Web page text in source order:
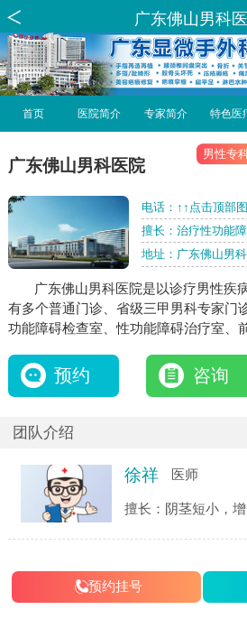
广东佛山男科
首页 医院简介 专家简介 特色医
广东佛山男科医院
男性专
电话： ↑↑点击顶部
擅长：治疗性功能
增大增粗、短小、
地址：广东佛山男
广东佛山男科医院是以诊疗男性疾
有多个普通门诊、省级三甲男科专家门
功能障碍检查室、性功能障碍治疗室、
预约 咨询
团队介绍
徐祥 医师
擅长：阴茎短小，
预约挂号